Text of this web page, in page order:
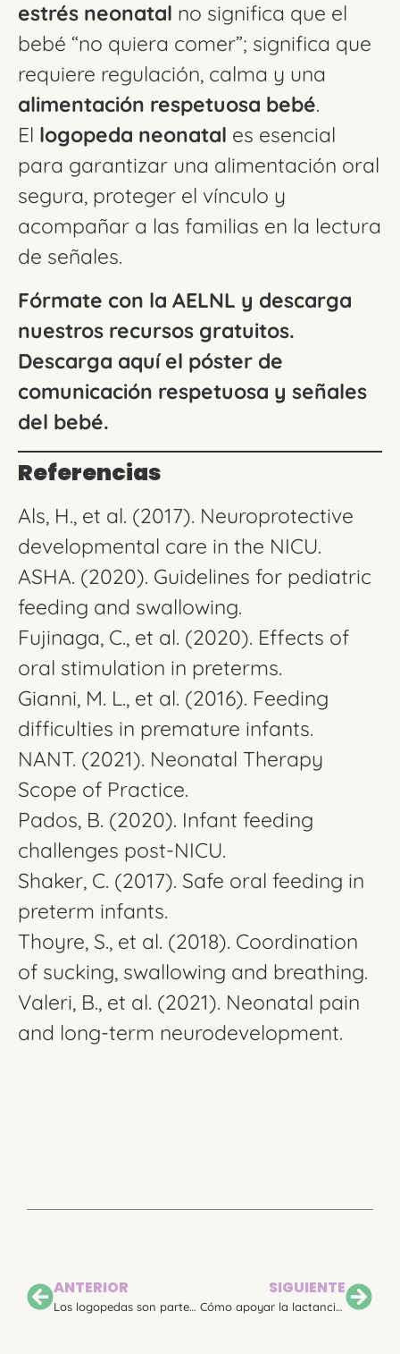
estrés neonatal no significa que el
bebé “no quiera comer”; significa que
requiere regulación, calma y una
alimentación respetuosa bebé.
El logopeda neonatal es esencial
para garantizar una alimentación oral
segura, proteger el vínculo y
acompañar a las familias en la lectura
de señales.
Fórmate con la AELNL y descarga
nuestros recursos gratuitos.
Descarga aquí el póster de
comunicación respetuosa y señales
del bebé.
Referencias
Als, H., et al. (2017). Neuroprotective
developmental care in the NICU.
ASHA. (2020). Guidelines for pediatric
feeding and swallowing.
Fujinaga, C., et al. (2020). Effects of
oral stimulation in preterms.
Gianni, M. L., et al. (2016). Feeding
difficulties in premature infants.
NANT. (2021). Neonatal Therapy
Scope of Practice.
Pados, B. (2020). Infant feeding
challenges post-NICU.
Shaker, C. (2017). Safe oral feeding in
preterm infants.
Thoyre, S., et al. (2018). Coordination
of sucking, swallowing and breathing.
Valeri, B., et al. (2021). Neonatal pain
and long-term neurodevelopment.
ANTERIOR
Los logopedas son parte del evento por el Día Mundial del Prematuro organizado por Som Prematurs en el CosmoCaixa Museo de La Ciencia de Barcelona
SIGUIENTE
Cómo apoyar la lactancia en bebés prematuros: estrategias basadas en evidencia